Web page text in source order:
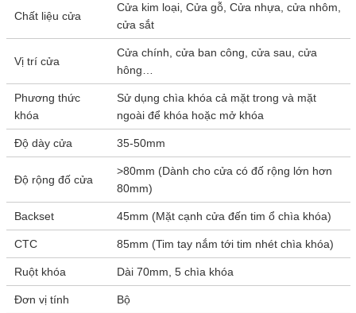
Chất liệu cửa
Cửa kim loại, Cửa gỗ, Cửa nhựa, cửa nhôm,
cửa sắt
Vị trí cửa
Cửa chính, cửa ban công, cửa sau, cửa
hông…
Phương thức
khóa
Sử dụng chìa khóa cả mặt trong và mặt
ngoài để khóa hoặc mở khóa
Độ dày cửa 35-50mm
Độ rộng đố cửa
>80mm (Dành cho cửa có đố rộng lớn hơn
80mm)
Backset 45mm (Mặt cạnh cửa đến tim ổ chìa khóa)
CTC 85mm (Tim tay nắm tới tim nhét chìa khóa)
Ruột khóa Dài 70mm, 5 chìa khóa
Đơn vị tính Bộ